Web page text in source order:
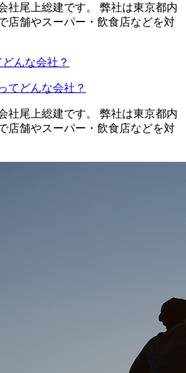
社尾上総建です。 弊社は東京都内
店舗やスーパー・飲食店などを対
てどんな会社？
社尾上総建です。 弊社は東京都内
店舗やスーパー・飲食店などを対